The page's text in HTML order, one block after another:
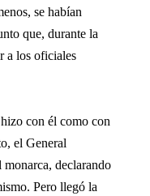
se habían
que, durante la
a los oficiales
con él como con
el General
declarando
Pero llegó la